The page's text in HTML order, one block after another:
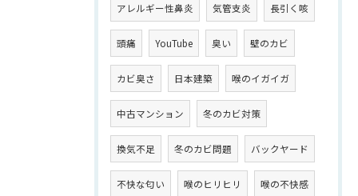
アレルギー性鼻炎 気管支炎 長引く咳
頭痛 YouTube 臭い 壁のカビ
カビ臭さ 日本建築 喉のイガイガ
中古マンション 冬のカビ対策
換気不足 冬のカビ問題 バックヤード
不快な匂い 喉のヒリヒリ 喉の不快感